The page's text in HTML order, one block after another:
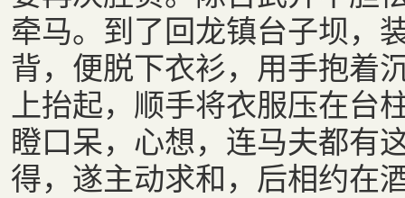
牵马。到了回龙镇台子坝，
背，便脱下衣衫，用手抱着
上抬起，顺手将衣服压在台
瞪口呆，心想，连马夫都有
得，遂主动求和，后相约在